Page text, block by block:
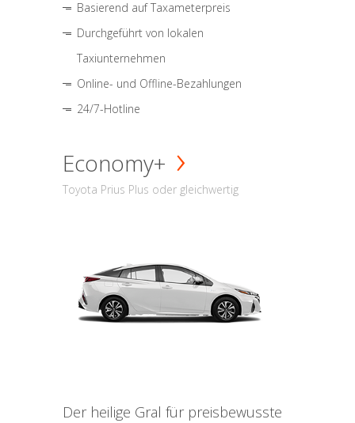
Basierend auf Taxameterpreis
Durchgeführt von lokalen
Taxiunternehmen
Online- und Offline-Bezahlungen
24/7-Hotline
Economy+
Toyota Prius Plus oder gleichwertig
Der heilige Gral für preisbewusste